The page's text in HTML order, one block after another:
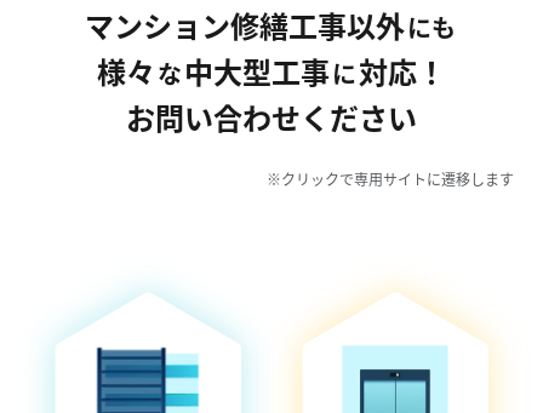
マンション修繕工事以外にも
様々 な中大型工事に対応！
お問い合わせください
※クリックで専用サイトに遷移します